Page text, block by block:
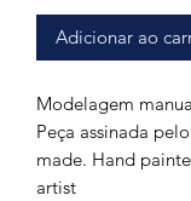
Adicionar ao
Modelagem
Peça assinada
made. Hand
artist